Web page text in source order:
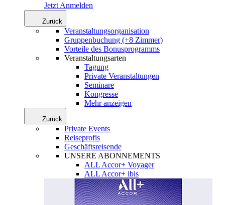
Jetzt Anmelden
Zurück
Veranstaltungsorganisation
Gruppenbuchung (+8 Zimmer)
Vorteile des Bonusprogramms
Veranstaltungsarten
Tagung
Private Veranstaltungen
Seminare
Kongresse
Mehr anzeigen
Zurück
Private Events
Reiseprofis
Geschäftsreisende
UNSERE ABONNEMENTS
ALL Accor+ Voyager
ALL Accor+ ibis